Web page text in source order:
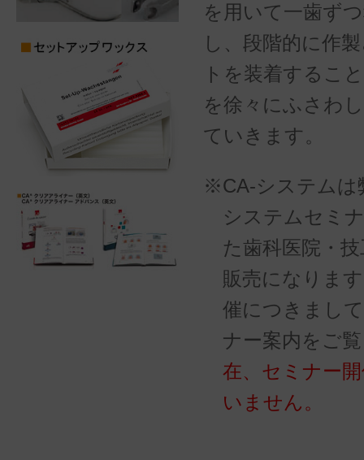
を用いて一歯ず
し、段階的に作
トを装着するこ
を徐々にふさわ
ていきます。
※CA-システムは
システムセミ
た歯科医院・
販売になりま
催につきまし
ナー案内をご
在、セミナー
いません。